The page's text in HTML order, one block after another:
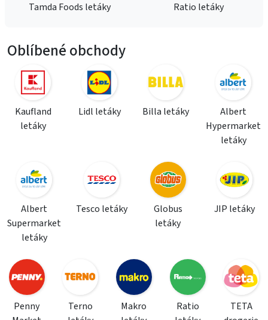
Tamda Foods letáky Ratio letáky
Oblíbené obchody
Kaufland
letáky
Lidl letáky Billa letáky
Albert
Hypermarket
letáky
Albert
Supermarket
letáky
Tesco letáky
Globus
letáky
JIP letáky
Penny
Terno
Makro
Ratio
TETA